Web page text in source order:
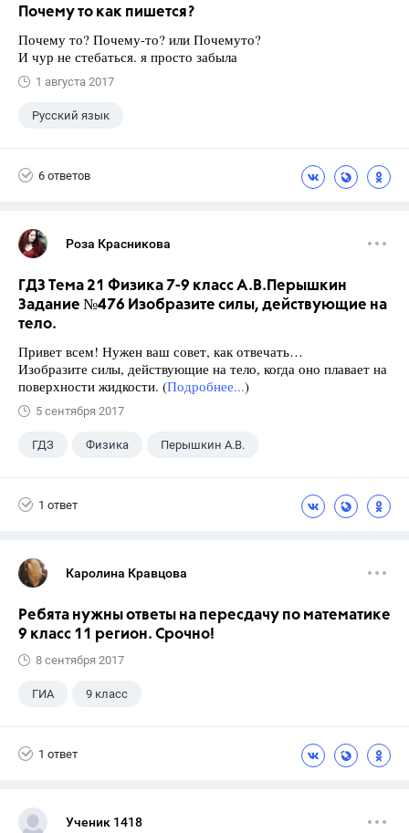
Почему то как пишется?
Почему то? Почему-то? или Почемуто?
И чур не стебаться. я просто забыла
1 августа 2017
Русский язык
6 ответов
Роза Красникова
ГДЗ Тема 21 Физика 7-9 класс А.В.Перышкин
Задание №476 Изобразите силы, действующие на
тело.
Привет всем! Нужен ваш совет, как отвечать…
Изобразите силы, действующие на тело, когда оно плавает на
поверхности жидкости. (Подробнее...)
5 сентября 2017
ГДЗ Физика Перышкин А.В.
1 ответ
Каролина Кравцова
Ребята нужны ответы на пересдачу по математике
9 класс 11 регион. Срочно!
8 сентября 2017
ГИА 9 класс
1 ответ
Ученик 1418